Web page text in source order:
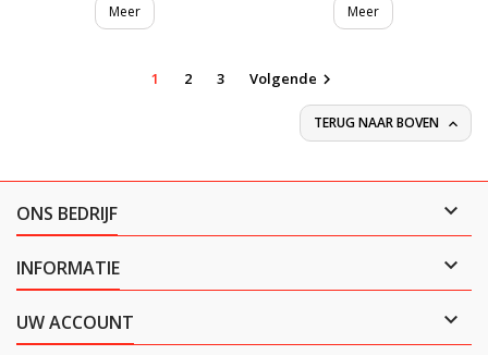
Meer Meer
1 2 3 Volgende 
TERUG NAAR BOVEN 
ONS BEDRIJF 
INFORMATIE 
UW ACCOUNT 